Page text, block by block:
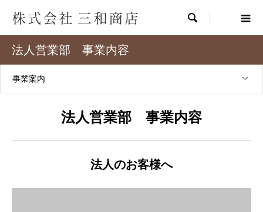

法人営業部 事業内容
事業案内
法人営業部 事業内容
法人のお客様へ